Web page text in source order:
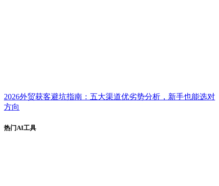
2026外贸获客避坑指南：五大渠道优劣势分析，新手也能选对
方向
热门AI工具